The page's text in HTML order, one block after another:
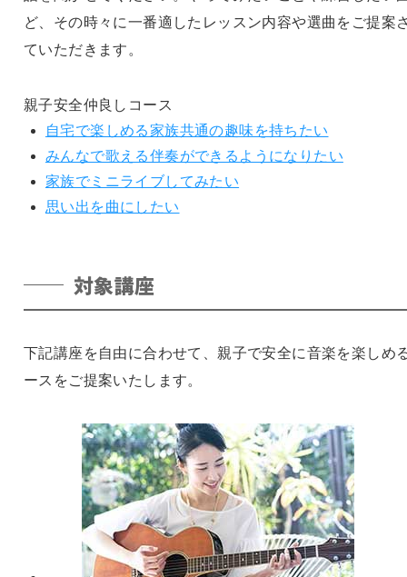
ど、その時々に一番適したレッスン内容や選曲をご提案
ていただきます。
親子安全仲良しコース
自宅で楽しめる家族共通の趣味を持ちたい
みんなで歌える伴奏ができるようになりたい
家族でミニライブしてみたい
思い出を曲にしたい
対象講座
下記講座を自由に合わせて、親子で安全に音楽を楽しめ
ースをご提案いたします。